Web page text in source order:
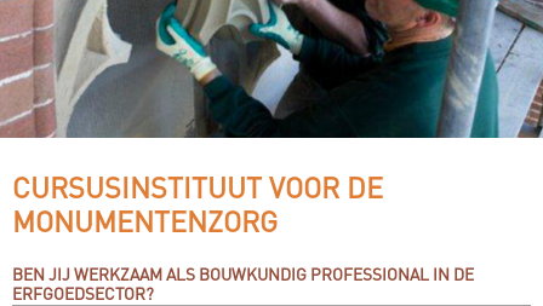
INCOMPANY-CURSUS PARTNERS
CURSUSINSTITUUT VOOR DE
MONUMENTENZORG
BEN JIJ WERKZAAM ALS BOUWKUNDIG PROFESSIONAL IN DE
ERFGOEDSECTOR?